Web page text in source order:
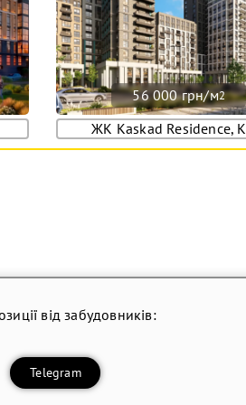
56 000 грн/м2
ЖК Kaskad Residence,
від забудовників:
Telegram